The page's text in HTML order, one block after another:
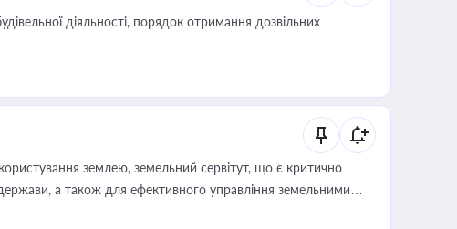
діяльності, порядок отримання дозвільних
користування землею, земельний сервітут, що є критично
а також для ефективного управління земельними